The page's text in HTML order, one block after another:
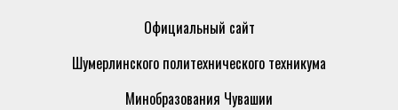
Официальный сайт
Шумерлинского политехнического техникума
Минобразования Чувашии